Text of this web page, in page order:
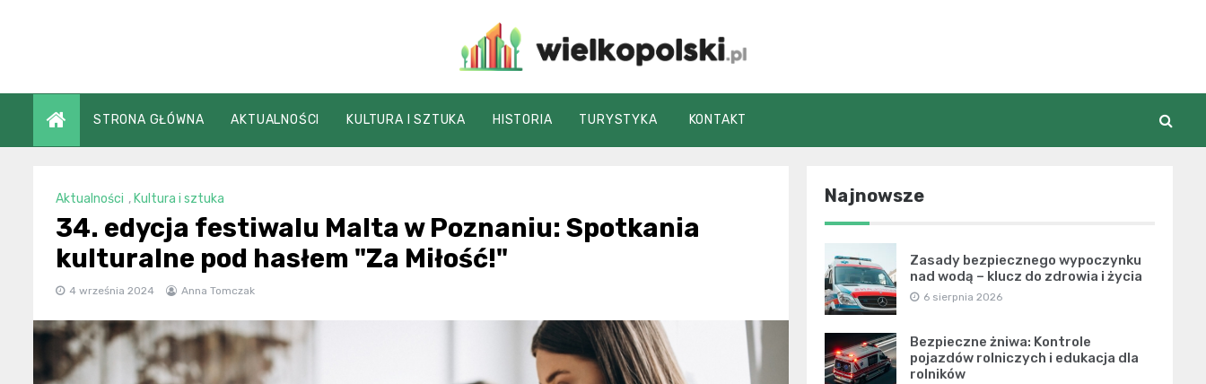
wielkopolski.pl
STRONA GŁÓWNA AKTUALNOŚCI KULTURA I SZTUKA HISTORIA TURYSTYKA KONTAKT
Aktualności , Kultura i sztuka
34. edycja festiwalu Malta w Poznaniu: Spotkania
kulturalne pod hasłem "Za Miłość!"
4 września 2024 Anna Tomczak
Najnowsze
Zasady bezpiecznego wypoczynku
nad wodą – klucz do zdrowia i życia
6 sierpnia 2026
Bezpieczne żniwa: Kontrole
pojazdów rolniczych i edukacja dla
rolników